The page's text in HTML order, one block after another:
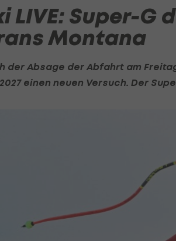
LIVE: Super-G
Montana
der Absage der Abfahrt am
einen neuen Versuch. Der